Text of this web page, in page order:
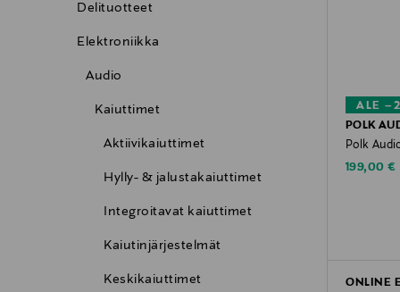
Delituotteet
Elektroniikka
Audio
Kaiuttimet
Aktiivikaiuttimet
Hylly- & jalustakaiuttimet
Integroitavat kaiuttimet
Kaiutinjärjestelmät
Keskikaiuttimet
ALE
POLK
Polk
199,00 €
ONLINE